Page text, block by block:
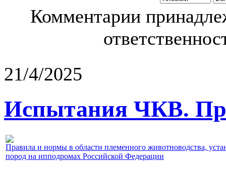
Комментарии
21/4/2025
Испытания ЧКВ.
Правила и нормы в области племенного животноводства,
пород на ипподромах Российской Федерации